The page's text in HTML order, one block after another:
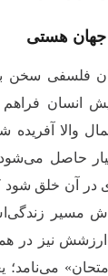
جهان هستی
فلسفی سخن
انسان
والا آفریده
حاصل
در آن خلق شود
مسیر
نیز در
می‌نامد؛